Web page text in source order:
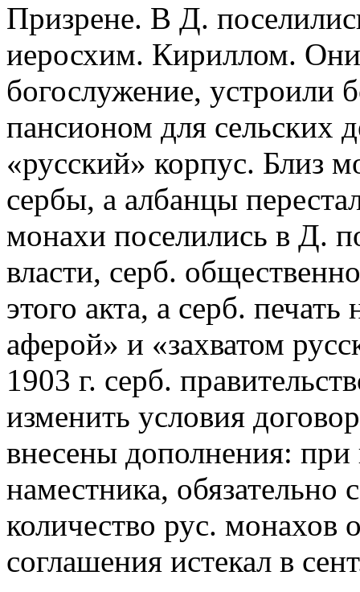
Призрене. В Д.
иеросхим. Кириллом.
богослужение, устроили
пансионом для сельских
«русский» корпус. Близ
сербы, а албанцы
монахи поселились в Д.
власти, серб.
этого акта, а серб.
аферой» и «захватом
1903 г. серб.
изменить условия
внесены дополнения:
наместника,
количество рус. монахов
соглашения истекал в